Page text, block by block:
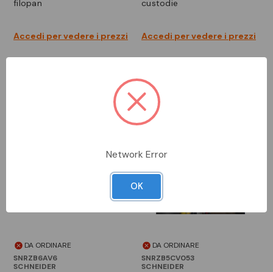
filopan
Accedi per vedere i prezzi
custodie
Accedi per vedere i prezzi
DA ORDINARE
SNRZB6AV6
SCHNEIDER
DA ORDINARE
SNRZB5CV053
SCHNEIDER
Network Error
OK